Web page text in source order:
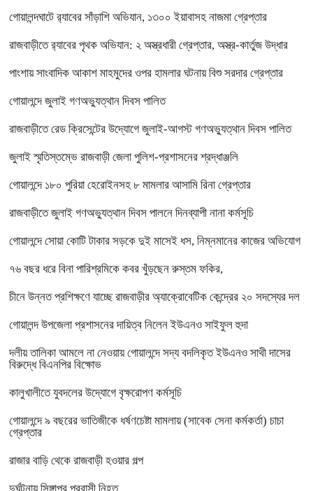
গোয়ালন্দঘাটে র‌্যাবের সাঁড়াশি অভিযান, ১৩০০ ইয়াবাসহ নাজমা গ্রেপ্তার
রাজবাড়ীতে র‌্যাবের পৃথক অভিযান: ২ অস্ত্রধারী গ্রেপ্তার, অস্ত্র-কার্তুজ উদ্ধার
পাংশায় সাংবাদিক আকাশ মাহমুদের ওপর হামলার ঘটনায় বিশু সরদার গ্রেপ্তার
গোয়ালন্দে জুলাই গণঅভ্যুত্থান দিবস পালিত
রাজবাড়ীতে রেড ক্রিসেন্টের উদ্যোগে জুলাই-আগস্ট গণঅভ্যুত্থান দিবস পালিত
জুলাই স্মৃতিস্তম্ভে রাজবাড়ী জেলা পুলিশ-প্রশাসনের শ্রদ্ধাঞ্জলি
গোয়ালন্দে ১৮০ পুরিয়া হেরোইনসহ ৮ মামলার আসামি রিনা গ্রেপ্তার
রাজবাড়ীতে জুলাই গণঅভ্যুত্থান দিবস পালনে দিনব্যাপী নানা কর্মসূচি
গোয়ালন্দে সোয়া কোটি টাকার সড়কে দুই মাসেই ধস, নিম্নমানের কাজের অভিযোগ
৭৬ বছর ধরে বিনা পারিশ্রমিকে কবর খুঁড়ছেন রুস্তম ফকির,
চীনে উন্নত প্রশিক্ষণে যাচ্ছে রাজবাড়ীর অ্যাক্রোবেটিক কেন্দ্রের ২০ সদস্যের দল
গোয়ালন্দ উপজেলা প্রশাসনের দায়িত্ব নিলেন ইউএনও সাইফুল হুদা
দলীয় তালিকা আমলে না নেওয়ায় গোয়ালন্দে সদ্য বদলিকৃত ইউএনও সাথী দাসের
বিরুদ্ধে বিএনপির বিক্ষোভ
কালুখালীতে যুবদলের উদ্যোগে বৃক্ষরোপণ কর্মসূচি
গোয়ালন্দে ৯ বছরের ভাতিজীকে ধর্ষণচেষ্টা মামলায় (সাবেক সেনা কর্মকর্তা) চাচা
গ্রেপ্তার
রাজার বাড়ি থেকে রাজবাড়ী হওয়ার গল্প
দুর্ঘটনায় সিঙ্গাপুর প্রবাসী নিহত